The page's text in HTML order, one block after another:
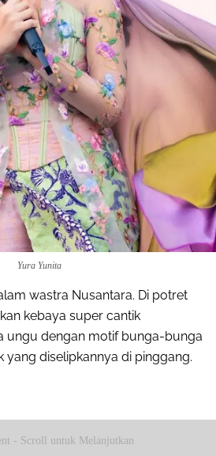
Yura Yunita
wastra Nusantara. Di potret
kebaya super cantik
ungu dengan motif bunga-bunga
yang diselipkannya di pinggang.
- Scroll untuk Melanjutkan